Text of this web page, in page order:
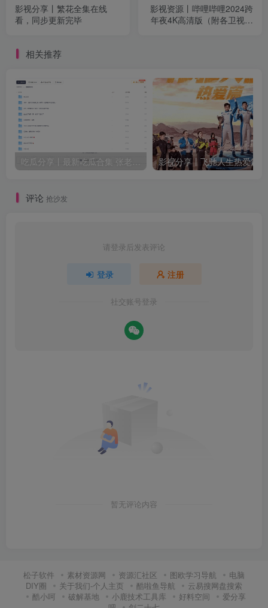
影视分享丨繁花全集在线
看，同步更新完毕
影视资源丨哔哩哔哩2024跨
年夜4K高清版（附各卫视跨
相关推荐
评论 抢沙发
请登录后发表评论
登录 注册
社交账号登录
暂无评论内容
松子软件 素材资源网 资源汇社区 图欧学习导航
电脑
DIY圈
关于我们-个人主页 酷啦鱼导航
云易搜网盘搜索
酷小呵
破解基地 小鹿技术工具库 好料空间
爱分享